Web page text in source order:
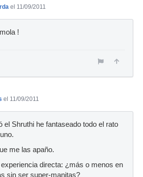
el 11/09/2011
!
el 11/09/2011
el Shruthi he fantaseado todo el rato
me las apaño.
directa: ¿más o menos en
sin ser super-manitas?